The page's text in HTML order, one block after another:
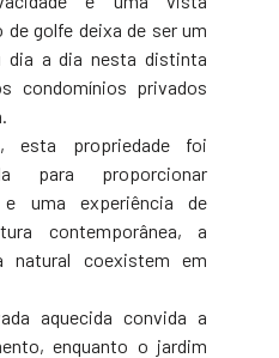
golfe deixa de ser um
dia a dia nesta distinta
condomínios privados
esta propriedade foi
para proporcionar
e uma experiência de
contemporânea, a
natural coexistem em
aquecida convida a
enquanto o jardim